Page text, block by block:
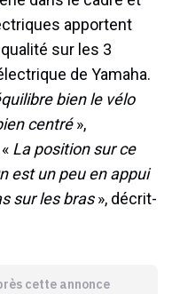
apportent
sur les 3
de Yamaha.
bien le vélo
centré»,
La position sur ce
est un peu en appui
sur les bras», décrit-
cette annonce